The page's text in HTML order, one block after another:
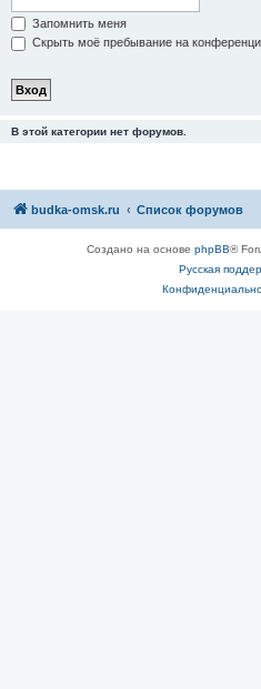
Запомнить меня
Скрыть моё пребывание на
В этой категории нет форумов.
budka-omsk.ru Список форумов
Создано на основе phpBB®
Русская